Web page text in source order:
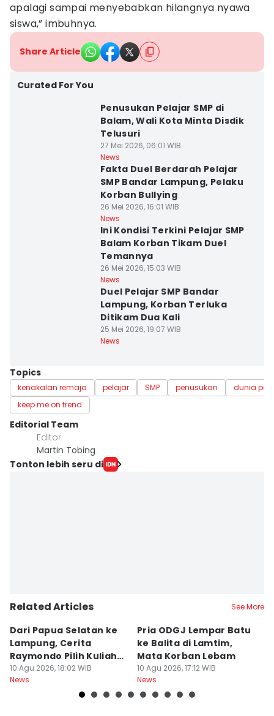
apalagi sampai menyebabkan hilangnya nyawa
siswa,” imbuhnya.
Share Article
Curated For You
Penusukan Pelajar SMP di
Balam, Wali Kota Minta Disdik
Telusuri
27 Mei 2026, 06:01 WIB
News
Fakta Duel Berdarah Pelajar
SMP Bandar Lampung, Pelaku
Korban Bullying
26 Mei 2026, 16:01 WIB
News
Ini Kondisi Terkini Pelajar SMP
Balam Korban Tikam Duel
Temannya
26 Mei 2026, 15:03 WIB
News
Duel Pelajar SMP Bandar
Lampung, Korban Terluka
Ditikam Dua Kali
25 Mei 2026, 19:07 WIB
News
Topics
kenakalan remaja pelajar SMP penusukan
dunia
keep me on trend
Editorial Team
Editor
Martin Tobing
Tonton lebih seru di
Related Articles See More
Dari Papua Selatan ke
Lampung, Cerita
Raymondo Pilih Kuliah
ITERA
10 Agu 2026, 18:02 WIB
News
Pria ODGJ Lempar Batu
ke Balita di Lamtim,
Mata Korban Lebam
10 Agu 2026, 17:12 WIB
News